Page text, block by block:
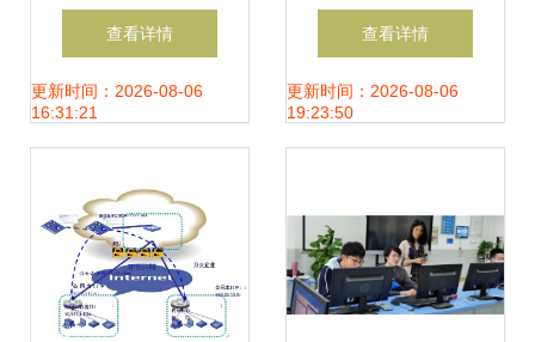
色转型 网络技术服
务助力低碳产能之
查看详情
更新时间：2026-08-06
16:31:21
京评价高的通义千
问优化推广网络公
术服务升级
查看详情
更新时间：2026-08-06
19:23:50